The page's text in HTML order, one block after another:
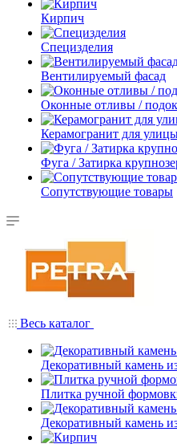
Кирпич
Специзделия
Вентилируемый фасад
Оконные отливы /
Керамогранит для
Фуга / Затирка
Сопутствующие товары
Весь каталог
Декоративный камень
Плитка ручной
Декоративный камень